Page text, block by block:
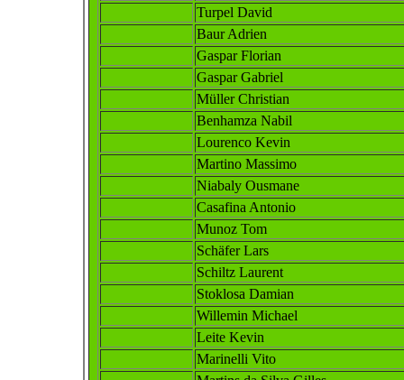
Turpel David
Baur Adrien
Gaspar Florian
Gaspar Gabriel
Müller Christian
Benhamza Nabil
Lourenco Kevin
Martino Massimo
Niabaly Ousmane
Casafina Antonio
Munoz Tom
Schäfer Lars
Schiltz Laurent
Stoklosa Damian
Willemin Michael
Leite Kevin
Marinelli Vito